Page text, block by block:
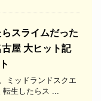
らスライムだった
屋 大ヒット記
ミッドランドスクエ
転生したらス ...